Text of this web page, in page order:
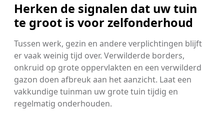
Herken de signalen dat uw tuin
te groot is voor zelfonderhoud
Tussen werk, gezin en andere verplichtingen blijft
er vaak weinig tijd over. Verwilderde borders,
onkruid op grote oppervlakten en een verwilderd
gazon doen afbreuk aan het aanzicht. Laat een
vakkundige tuinman uw grote tuin tijdig en
regelmatig onderhouden.